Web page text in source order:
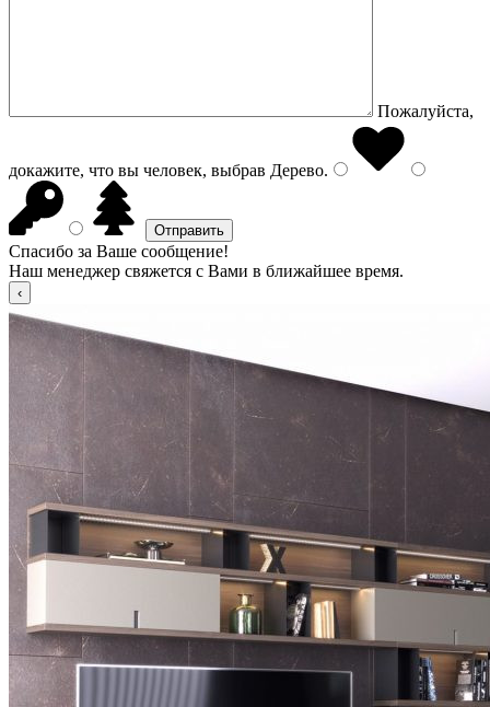
Пожалуйста,
докажите, что вы человек, выбрав Дерево.
Спасибо за Ваше сообщение!
Наш менеджер свяжется с Вами в ближайшее время.